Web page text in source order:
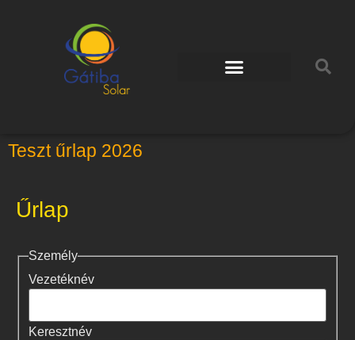
Teszt űrlap 2026
Űrlap
Személy
Vezetéknév
Keresztnév